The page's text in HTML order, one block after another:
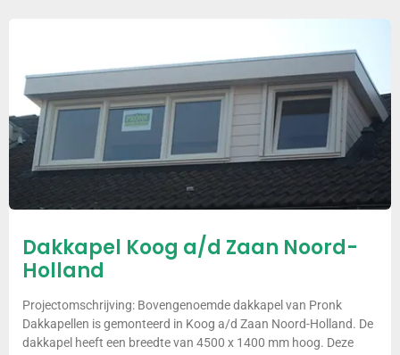
Dakkapel Koog a/d Zaan Noord-
Holland
Projectomschrijving: Bovengenoemde dakkapel van Pronk
Dakkapellen is gemonteerd in Koog a/d Zaan Noord-Holland. De
dakkapel heeft een breedte van 4500 x 1400 mm hoog. Deze